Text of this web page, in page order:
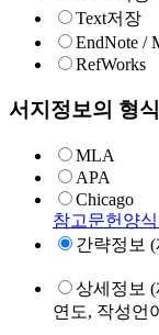
Text저장
EndNote /
RefWorks
서지정보의 형
MLA
APA
Chicago
참고문헌양
간략정보
상세정보
연도, 작성언